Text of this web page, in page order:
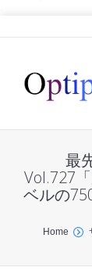
最
Vol.727
ベルの
You are
Home